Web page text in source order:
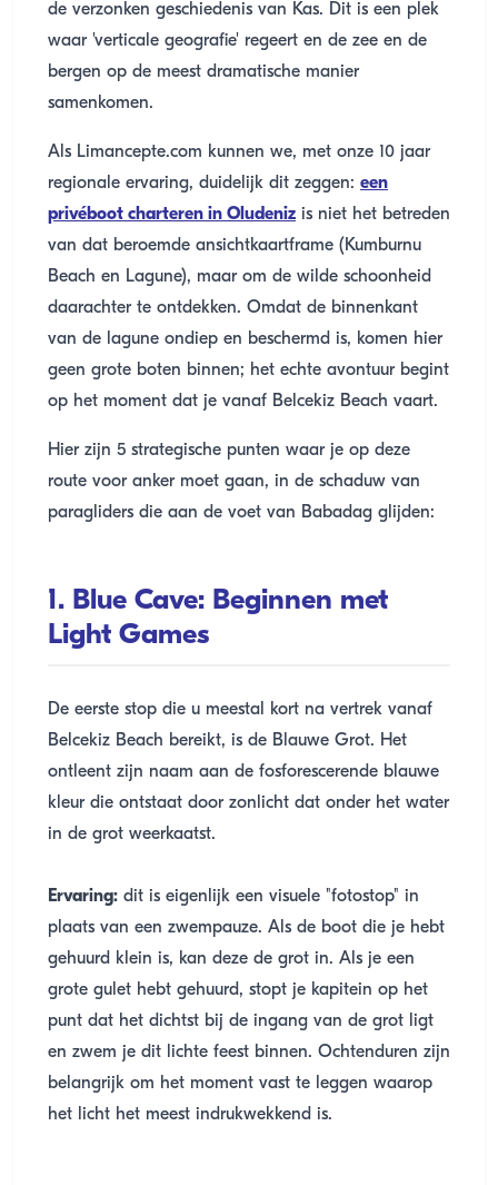
de verzonken geschiedenis van Kas. Dit is een plek
waar 'verticale geografie' regeert en de zee en de
bergen op de meest dramatische manier
samenkomen.
Als Limancepte.com kunnen we, met onze 10 jaar
regionale ervaring, duidelijk dit zeggen: een
privéboot charteren in Oludeniz is niet het betreden
van dat beroemde ansichtkaartframe (Kumburnu
Beach en Lagune), maar om de wilde schoonheid
daarachter te ontdekken. Omdat de binnenkant
van de lagune ondiep en beschermd is, komen hier
geen grote boten binnen; het echte avontuur begint
op het moment dat je vanaf Belcekiz Beach vaart.
Hier zijn 5 strategische punten waar je op deze
route voor anker moet gaan, in de schaduw van
paragliders die aan de voet van Babadag glijden:
1. Blue Cave: Beginnen met
Light Games
De eerste stop die u meestal kort na vertrek vanaf
Belcekiz Beach bereikt, is de Blauwe Grot. Het
ontleent zijn naam aan de fosforescerende blauwe
kleur die ontstaat door zonlicht dat onder het water
in de grot weerkaatst.
Ervaring: dit is eigenlijk een visuele "fotostop" in
plaats van een zwempauze. Als de boot die je hebt
gehuurd klein is, kan deze de grot in. Als je een
grote gulet hebt gehuurd, stopt je kapitein op het
punt dat het dichtst bij de ingang van de grot ligt
en zwem je dit lichte feest binnen. Ochtenduren zijn
belangrijk om het moment vast te leggen waarop
het licht het meest indrukwekkend is.